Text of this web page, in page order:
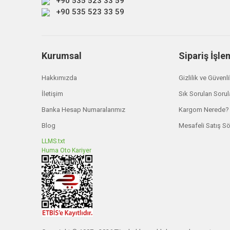
Mitsubishi L200 Şnorkel 2006-2015
₺ 6.984,00
Ironman
+90 535 523 33 59
Kurumsal
Hakkımızda
İletişim
Banka Hesap Numaralarımız
Blog
LLMS.txt
Huma Oto Kariyer
Sipariş
Gizlilik ve
Sık Sorulan
Kargom Nerede?
Mesafeli Satış